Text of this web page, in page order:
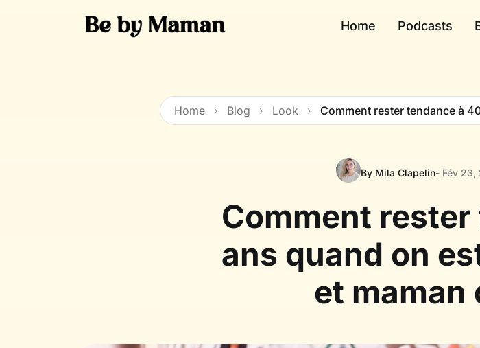
Home Podcasts
Home Blog Look Comment rester tendance à
By Mila Clapelin- Fév 23,
Comment
ans quand on
et maman